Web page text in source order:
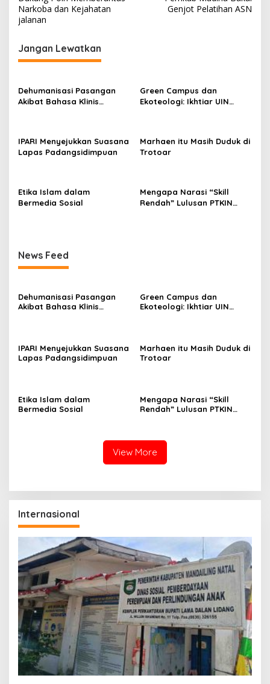
Narkoba dan Kejahatan
jalanan
Genjot Pelatihan ASN
Jangan Lewatkan
Dehumanisasi Pasangan
Akibat Bahasa Klinis
Green Campus dan
Ekoteologi: Ikhtiar UIN
IPARI Menyejukkan Suasana
Lapas Padangsidimpuan
Marhaen itu Masih Duduk di
Trotoar
Etika Islam dalam
Bermedia Sosial
Mengapa Narasi “Skill
Rendah” Lulusan PTKIN
News Feed
Dehumanisasi Pasangan
Akibat Bahasa Klinis
Green Campus dan
Ekoteologi: Ikhtiar UIN
IPARI Menyejukkan Suasana
Lapas Padangsidimpuan
Marhaen itu Masih Duduk di
Trotoar
Etika Islam dalam
Bermedia Sosial
Mengapa Narasi “Skill
Rendah” Lulusan PTKIN
View More
Internasional